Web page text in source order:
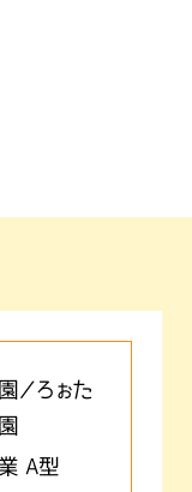
／ろぉた
A型